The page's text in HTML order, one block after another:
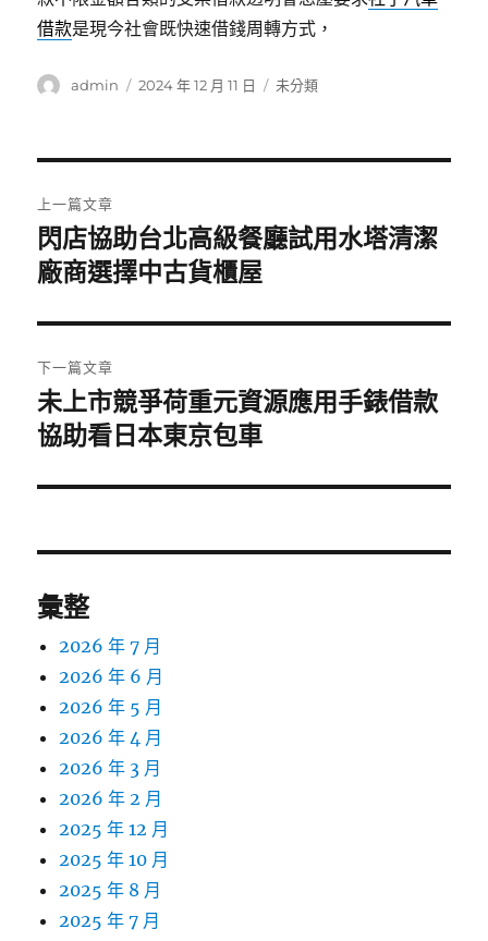
借款是現今社會既快速借錢周轉方式，
作
admin
發
2024 年 12 月 11 日
分
未分類
章
導
覽
上一篇文章
上
一
文
章:
閃店協助台北高級餐廳試用水塔清潔
廠商選擇中古貨櫃屋
下一篇文章
下
一
文
未上市競爭荷重元資源應用手錶借款
協助看日本東京包車
彙整
2026 年 7 月
2026 年 6 月
2026 年 5 月
2026 年 4 月
2026 年 3 月
2026 年 2 月
2025 年 12 月
2025 年 10 月
2025 年 8 月
2025 年 7 月